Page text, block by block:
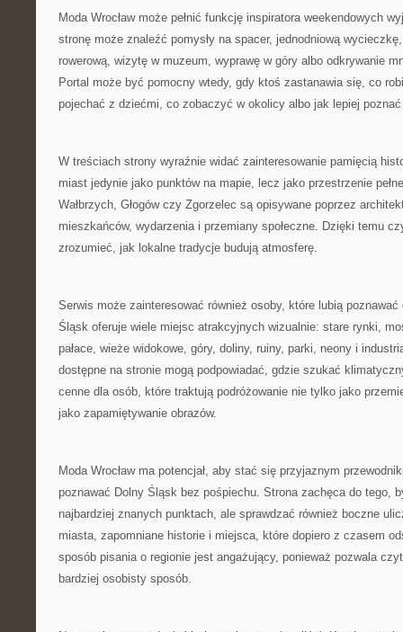
Moda Wrocław może pełnić funkcję inspiratora weekendowych
stronę może znaleźć pomysły na spacer, jednodniową
rowerową, wizytę w muzeum, wyprawę w góry albo odkrywanie
Portal może być pomocny wtedy, gdy ktoś zastanawia się, co
pojechać z dziećmi, co zobaczyć w okolicy albo jak lepiej
W treściach strony wyraźnie widać zainteresowanie pamięcią
miast jedynie jako punktów na mapie, lecz jako przestrzenie
Wałbrzych, Głogów czy Zgorzelec są opisywane poprzez
mieszkańców, wydarzenia i przemiany społeczne. Dzięki temu
zrozumieć, jak lokalne tradycje budują atmosferę.
Serwis może zainteresować również osoby, które lubią
Śląsk oferuje wiele miejsc atrakcyjnych wizualnie: stare rynki,
pałace, wieże widokowe, góry, doliny, ruiny, parki, neony i
dostępne na stronie mogą podpowiadać, gdzie szukać
cenne dla osób, które traktują podróżowanie nie tylko jako
jako zapamiętywanie obrazów.
Moda Wrocław ma potencjał, aby stać się przyjaznym
poznawać Dolny Śląsk bez pośpiechu. Strona zachęca do tego,
najbardziej znanych punktach, ale sprawdzać również boczne
miasta, zapomniane historie i miejsca, które dopiero z czasem
sposób pisania o regionie jest angażujący, ponieważ pozwala
bardziej osobisty sposób.